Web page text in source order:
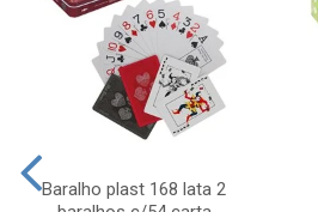
Baralho plast 168 lata 2